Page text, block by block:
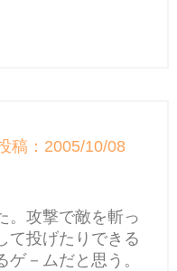
稿：2005/10/08
。攻撃で敵を斬っ
て投げたりできる
－ムだと思う。